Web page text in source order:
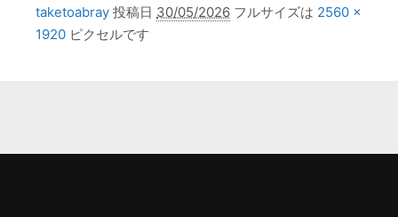
taketoabray 投稿日 30/05/2026 フルサイズは 2560 ×
1920 ピクセルです